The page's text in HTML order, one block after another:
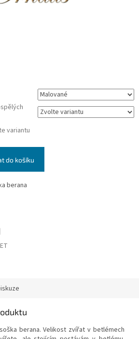
variantu
do košíku
berana
berana. Velikost zvířat v betlémech